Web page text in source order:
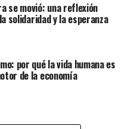
se movió: una reflexión
solidaridad y la esperanza
por qué la vida humana es
de la economía